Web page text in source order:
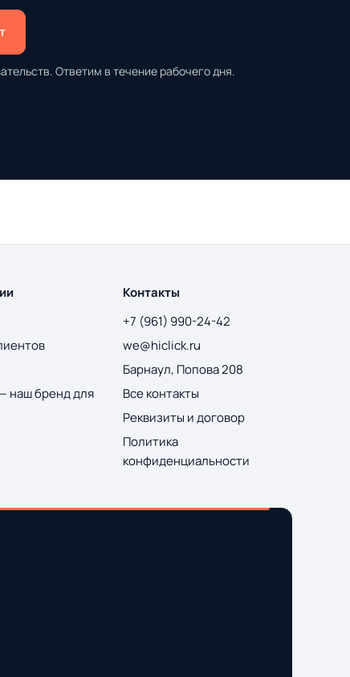
Ответим в течение рабочего дня.
наш бренд для
Контакты
+7 (961) 990-24-42
we@hiclick.ru
Барнаул, Попова 208
Все контакты
Реквизиты и договор
Политика
конфиденциальности